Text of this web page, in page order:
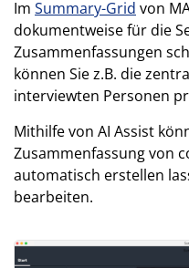
Im Summary-Grid von
dokumentweise für die
Zusammenfassungen
können Sie z.B. die
interviewten Personen
Mithilfe von AI Assist
Zusammenfassung von
automatisch erstellen
bearbeiten.